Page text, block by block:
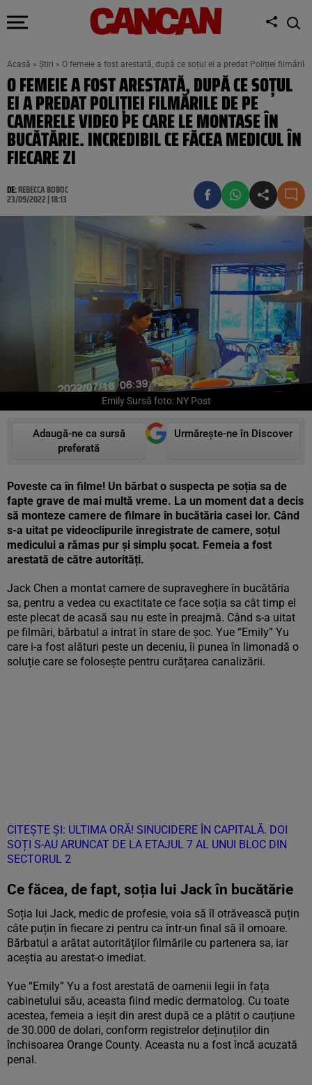
Acasă » Știri » O femeie a fost arestată, după ce soțul ei a predat Poliției
O FEMEIE A FOST ARESTATĂ, DUPĂ CE SOȚUL
EI A PREDAT POLIȚIEI FILMĂRILE DE PE
CAMERELE VIDEO PE CARE LE MONTASE ÎN
BUCĂTĂRIE. INCREDIBIL CE FĂCEA MEDICUL ÎN
FIECARE ZI
DE:REBECCA BOBOC
23/09/2022 | 18:13
Emily Sursă foto: NY Post
Adaugă-ne ca sursă
preferată
Urmărește-ne în Discover
Poveste ca în filme! Un bărbat o suspecta pe soția sa de
fapte grave de mai multă vreme. La un moment dat a decis
să monteze camere de filmare în bucătăria casei lor. Când
s-a uitat pe videoclipurile înregistrate de camere, soțul
medicului a rămas pur și simplu șocat. Femeia a fost
arestată de către autorități.
Jack Chen a montat camere de supraveghere în bucătăria
sa, pentru a vedea cu exactitate ce face soția sa cât timp el
este plecat de acasă sau nu este în preajmă. Când s-a uitat
pe filmări, bărbatul a intrat în stare de șoc. Yue “Emily” Yu
care i-a fost alături peste un deceniu, îi punea în limonadă o
soluție care se folosește pentru curățarea canalizării.
CITEȘTE ȘI: ULTIMA ORĂ! SINUCIDERE ÎN CAPITALĂ. DOI
SOȚI S-AU ARUNCAT DE LA ETAJUL 7 AL UNUI BLOC DIN
SECTORUL 2
Ce făcea, de fapt, soția lui Jack în bucătărie
Soția lui Jack, medic de profesie, voia să îl otrăvească puțin
câte puțin în fiecare zi pentru ca într-un final să îl omoare.
Bărbatul a arătat autorităților filmările cu partenera sa, iar
aceștia au arestat-o imediat.
Yue “Emily” Yu a fost arestată de oamenii legii în fața
cabinetului său, aceasta fiind medic dermatolog. Cu toate
acestea, femeia a ieșit din arest după ce a plătit o cauțiune
de 30.000 de dolari, conform registrelor deținuților din
închisoarea Orange County. Aceasta nu a fost încă acuzată
penal.